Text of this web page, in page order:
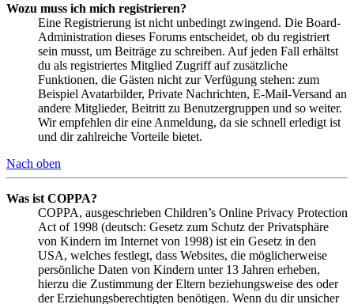
Wozu muss ich mich registrieren?
Eine Registrierung ist nicht unbedingt zwingend. Die Board-
Administration dieses Forums entscheidet, ob du registriert
sein musst, um Beiträge zu schreiben. Auf jeden Fall erhältst
du als registriertes Mitglied Zugriff auf zusätzliche
Funktionen, die Gästen nicht zur Verfügung stehen: zum
Beispiel Avatarbilder, Private Nachrichten, E-Mail-Versand an
andere Mitglieder, Beitritt zu Benutzergruppen und so weiter.
Wir empfehlen dir eine Anmeldung, da sie schnell erledigt ist
und dir zahlreiche Vorteile bietet.
Nach oben
Was ist COPPA?
COPPA, ausgeschrieben Children’s Online Privacy Protection
Act of 1998 (deutsch: Gesetz zum Schutz der Privatsphäre
von Kindern im Internet von 1998) ist ein Gesetz in den
USA, welches festlegt, dass Websites, die möglicherweise
persönliche Daten von Kindern unter 13 Jahren erheben,
hierzu die Zustimmung der Eltern beziehungsweise des oder
der Erziehungsberechtigten benötigen. Wenn du dir unsicher